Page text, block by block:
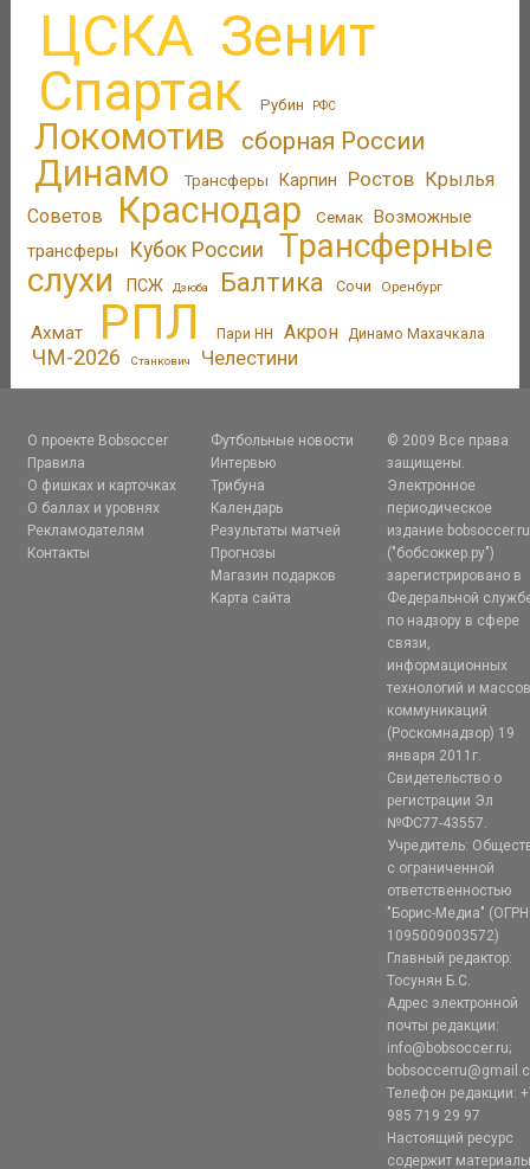
ЦСКА Зенит
Спартак Рубин РФС
Локомотив сборная России
Динамо Трансферы Карпин Ростов Крылья
Советов
Краснодар Семак Возможные
трансферы
Кубок России
Трансферные
слухи
ПСЖ Дзюба Балтика Сочи Оренбург
Ахмат РПЛ Пари НН Акрон Динамо Махачкала
ЧМ-2026 Станкович Челестини
О проекте Bobsoccer
Правила
О фишках и карточках
О баллах и уровнях
Рекламодателям
Контакты
Футбольные новости
Интервью
Трибуна
Календарь
Результаты матчей
Прогнозы
Магазин подарков
Карта сайта
© 2009 Все права
защищены.
Электронное
периодическое
издание bobsoccer.ru
("бобсоккер.ру")
зарегистрировано в
Федеральной
по надзору в сфере
связи,
информационных
технологий и
коммуникаций
(Роскомнадзор) 19
января 2011г.
Свидетельство о
регистрации Эл
№ФС77-43557.
Учредитель:
с ограниченной
ответственностью
"Борис-Медиа" (ОГРН
1095009003572)
Главный редактор:
Тосунян Б.С.
Адрес электронной
почты редакции:
info@bobsoccer.ru;
Телефон редакции:
985 719 29 97
Настоящий ресурс
содержит